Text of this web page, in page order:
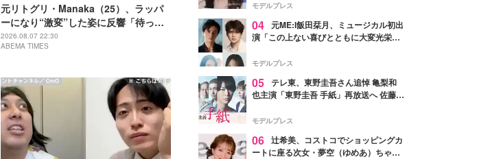
元リトグリ・Manaka（25）、ラッパ
ーになり“激変”した姿に反響「待っ
て」「昔から見てるけど 最近ずっと可
愛くなってる」
2026.08.07 22:30
ABEMA TIMES
モデルプレス
04 元ME:I飯田栞月、ミュージカル初出
演「この上ない喜びとともに大変光栄」
ャスト発表
モデルプレス
05 テレ東、東野圭吾さん追悼 亀梨和
也主演「東野圭吾 手紙」再放送へ 佐藤隆
モデルプレス
06 辻希美、コストコでショッピングカ
ートに座る次女・夢空（ゆめあ）ちゃん